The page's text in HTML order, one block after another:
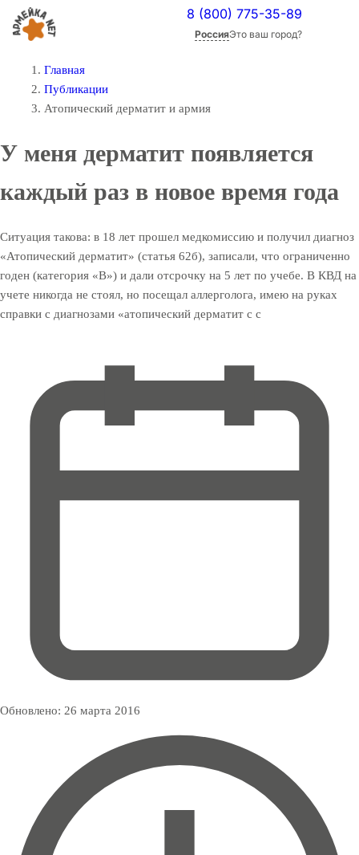
8 (800) 775-35-89
РоссияЭто ваш город?
Главная
Публикации
Атопический дерматит и армия
У меня дерматит появляется
каждый раз в новое время года
Ситуация такова: в 18 лет прошел медкомиссию и получил диагноз
«Атопический дерматит» (статья 62б), записали, что ограниченно
годен (категория «В») и дали отсрочку на 5 лет по учебе. В КВД на
учете никогда не стоял, но посещал аллерголога, имею на руках
справки с диагнозами «атопический дерматит с с
Обновлено: 26 марта 2016